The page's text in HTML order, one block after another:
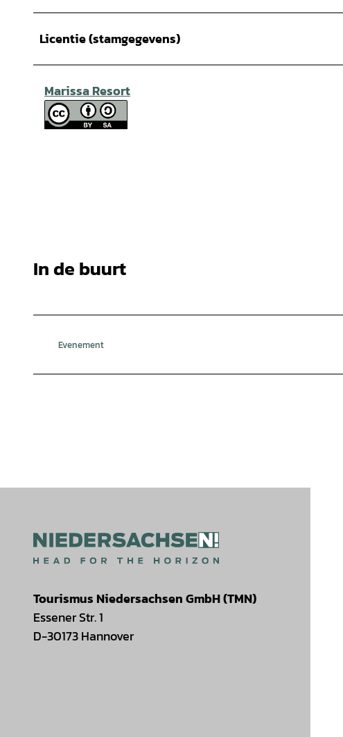
Licentie (stamgegevens)
Marissa Resort
In de buurt
Evenement
Tourismus Niedersachsen GmbH (TMN)
Essener Str. 1
D-30173 Hannover